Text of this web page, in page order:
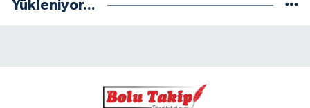
Yükleniyor...